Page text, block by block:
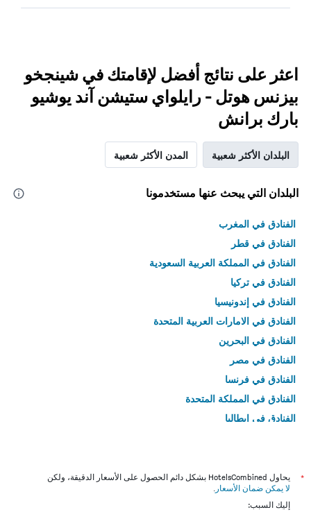
اعثر على نتائج أفضل لإقامتك في شينجخو
بيزنس هوتل - رايلواي ستيشن آند يوشيو
بارك برانش
البلدان الأكثر شعبية المدن الأكثر شعبية
البلدان التي يبحث عنها مستخدمونا
الفنادق في المغرب
الفنادق في قطر
الفنادق في المملكة العربية السعودية
الفنادق في تركيا
الفنادق في إندونيسيا
الفنادق في الامارات العربية المتحدة
الفنادق في البحرين
الفنادق في مصر
الفنادق في فرنسا
الفنادق في المملكة المتحدة
الفنادق في إيطاليا
*
يحاول HotelsCombined بشكل دائم الحصول على الأسعار الدقيقة، ولكن
لا يمكن ضمان الأسعار .
إليك السبب: